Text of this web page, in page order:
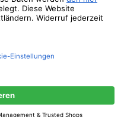
- Alle Rechte vorbehalten